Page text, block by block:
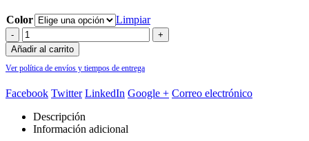
Color Limpiar
-
+
Añadir al carrito
Ver política de envíos y tiempos de entrega
Facebook Twitter LinkedIn Google + Correo electrónico
Descripción
Información adicional